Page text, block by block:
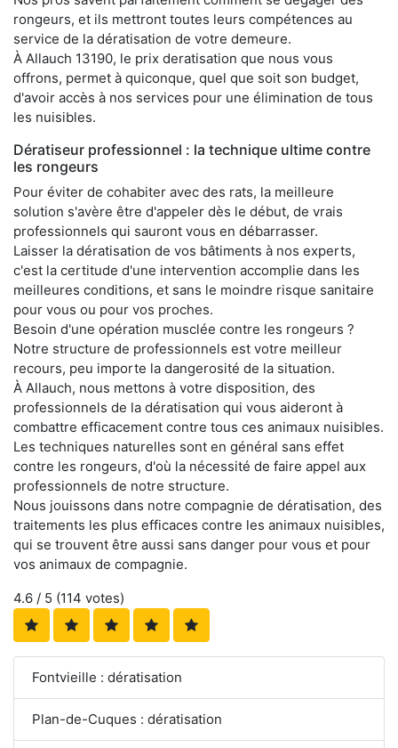
rongeurs, et ils mettront toutes leurs compétences au
service de la dératisation de votre demeure.
À Allauch 13190, le prix deratisation que nous vous
offrons, permet à quiconque, quel que soit son budget,
d'avoir accès à nos services pour une élimination de tous
les nuisibles.
Dératiseur professionnel : la technique ultime contre
les rongeurs
Pour éviter de cohabiter avec des rats, la meilleure
solution s'avère être d'appeler dès le début, de vrais
professionnels qui sauront vous en débarrasser.
Laisser la dératisation de vos bâtiments à nos experts,
c'est la certitude d'une intervention accomplie dans les
meilleures conditions, et sans le moindre risque sanitaire
pour vous ou pour vos proches.
Besoin d'une opération musclée contre les rongeurs ?
Notre structure de professionnels est votre meilleur
recours, peu importe la dangerosité de la situation.
À Allauch, nous mettons à votre disposition, des
professionnels de la dératisation qui vous aideront à
combattre efficacement contre tous ces animaux nuisibles.
Les techniques naturelles sont en général sans effet
contre les rongeurs, d'où la nécessité de faire appel aux
professionnels de notre structure.
Nous jouissons dans notre compagnie de dératisation, des
traitements les plus efficaces contre les animaux nuisibles,
qui se trouvent être aussi sans danger pour vous et pour
vos animaux de compagnie.
4.6 / 5 (114 votes)
Fontvieille : dératisation
Plan-de-Cuques : dératisation